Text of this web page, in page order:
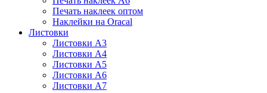
Печать наклеек оптом
Наклейки на Oracal
Листовки
Листовки А3
Листовки А4
Листовки А5
Листовки А6
Листовки А7